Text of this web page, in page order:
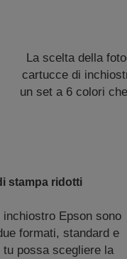
La scelta della
cartucce di
un set a 6 colori
stampa ridotti
Epson sono
formati, standard e
possa scegliere la